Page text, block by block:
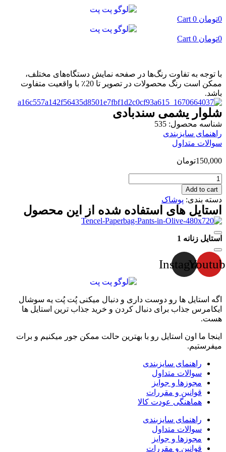
به
0تومان 0
Cart
0تومان 0
Cart
با توجه به تفاوت رنگ‌ها در صفحه نمایش دستگاه‌های مختلف،
ممکن است رنگ محصولات در تصویر تا 20٪ با واقعیت متفاوت
باشد.
شلوار یشمی سندبادی
شناسه محصول: 535
راهنمای سایزبندی
سوالات متداول
150,000تومان
شلوار
یشمی
سندبادی
quantity
Add to cart
دسته بندی: پوشاک
استایل های استفاده شده از این محصول
استایل زنانه 1
Instagram
اگه استایل ها رو دوست داری و دنبال میکنی پُت پُت یه سوشال
ایکامرس جذاب برای دنبال کردن و خرید جذاب ترین استایل ها
هست.
اینجا ما اون استایل رو با بهترین حالت ممکن جور میکنیم و برات
میفرستیم.
راهنمای سایزبندی
سوالات متداول
مجوزها و جوایز
قوانین و مقررات
هماهنگی عودت کالا
راهنمای سایزبندی
سوالات متداول
مجوزها و جوایز
قوانین و مقررات